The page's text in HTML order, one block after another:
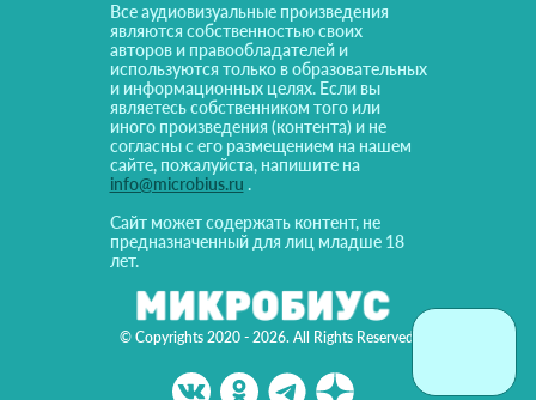
© Copyrights 2020 - 2026. All Rights Reserved!
Все аудиовизуальные произведения
являются собственностью своих
авторов и правообладателей и
используются только в образовательных
и информационных целях. Если вы
являетесь собственником того или
иного произведения (контента) и не
согласны с его размещением на нашем
сайте, пожалуйста, напишите на
info@microbius.ru .
Сайт может содержать контент, не
предназначенный для лиц младше 18
лет.